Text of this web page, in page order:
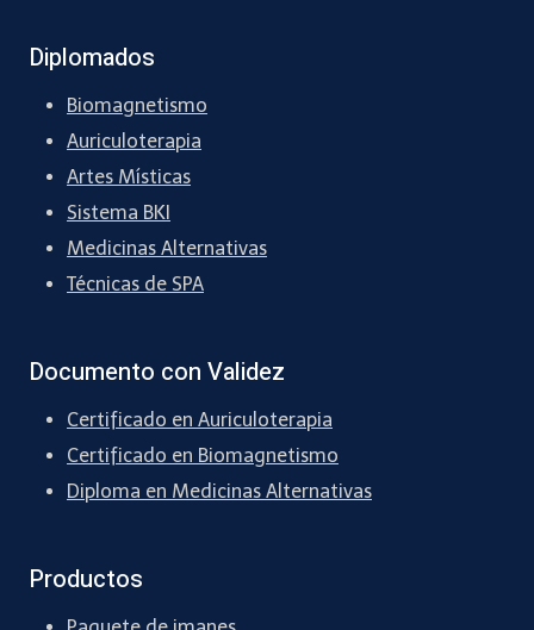
Diplomados
Biomagnetismo
Auriculoterapia
Artes Místicas
Sistema BKI
Medicinas Alternativas
Técnicas de SPA
Documento con Validez
Certificado en Auriculoterapia
Certificado en Biomagnetismo
Diploma en Medicinas Alternativas
Productos